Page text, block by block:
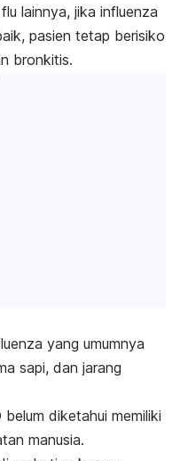
lainnya, jika influenza
pasien tetap berisiko
bronkitis.
yang umumnya
sapi, dan jarang
diketahui memiliki
manusia.